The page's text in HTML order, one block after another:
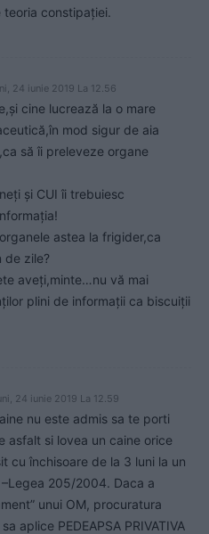
teoria constipației.
24 iunie 2019 La 12.56
cine lucrează la o mare
mod sigur de aia
să îi preleveze organe
și CUI îi trebuiesc
astea la frigider,ca
de zile?
aveți,minte…nu vă mai
plini de informații ca biscuiții
24 iunie 2019 La 12.59
nu este admis sa te porti
asfalt si lovea un caine orice
cu închisoare de la 3 luni la un
205/2004. Daca a
unui OM, procuratura
aplice PEDEAPSA PRIVATIVA